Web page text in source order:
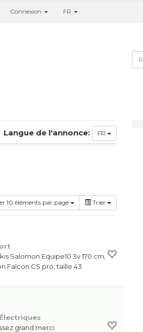
Connexion FR
Langue de l'annonce: FR
10 éléments par page Trier
Salomon Equipe10 3v 170 cm,
Falcon CS pro, taille 43
grand merci